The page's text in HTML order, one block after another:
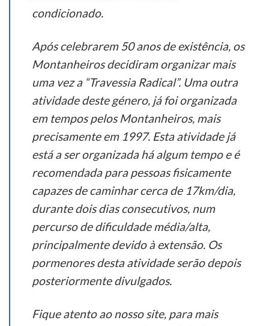
condicionado.
Após celebrarem 50 anos de existência, os
Montanheiros decidiram organizar mais
uma vez a “Travessia Radical”. Uma outra
atividade deste género, já foi organizada
em tempos pelos Montanheiros, mais
precisamente em 1997. Esta atividade já
está a ser organizada há algum tempo e é
recomendada para pessoas fisicamente
capazes de caminhar cerca de 17km/dia,
durante dois dias consecutivos, num
percurso de dificuldade média/alta,
principalmente devido à extensão. Os
pormenores desta atividade serão depois
posteriormente divulgados.
Fique atento ao nosso site, para mais